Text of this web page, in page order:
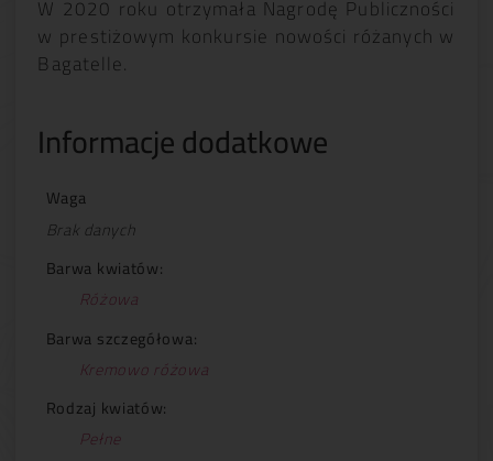
W 2020 roku otrzymała Nagrodę Publiczności
w prestiżowym konkursie nowości różanych w
Bagatelle.
Informacje dodatkowe
Waga
Brak danych
Barwa kwiatów:
Różowa
Barwa szczegółowa:
Kremowo różowa
Rodzaj kwiatów:
Pełne